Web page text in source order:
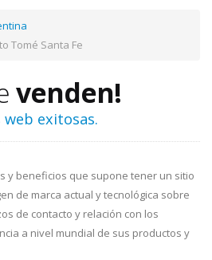
Tomé Santa Fe
venden!
web exitosas.
y beneficios que supone tener un sitio
de marca actual y tecnológica sobre
de contacto y relación con los
a nivel mundial de sus productos y